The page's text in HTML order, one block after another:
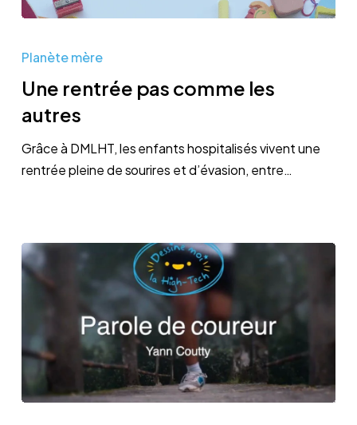
rentrée
comme
les
Planète mère
Une rentrée pas comme les
autres
Grâce à DMLHT, les enfants hospitalisés vivent une
rentrée pleine de sourires et d’évasion, entre…